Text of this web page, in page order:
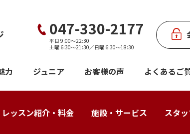
047-330-2177
平日 9:00～22:30
土曜 6:30～21:30／日曜 6:30～18:30
レッスン紹介・料金 施設・サービス スタ
力 ジュニア お客様の声 よくあるご